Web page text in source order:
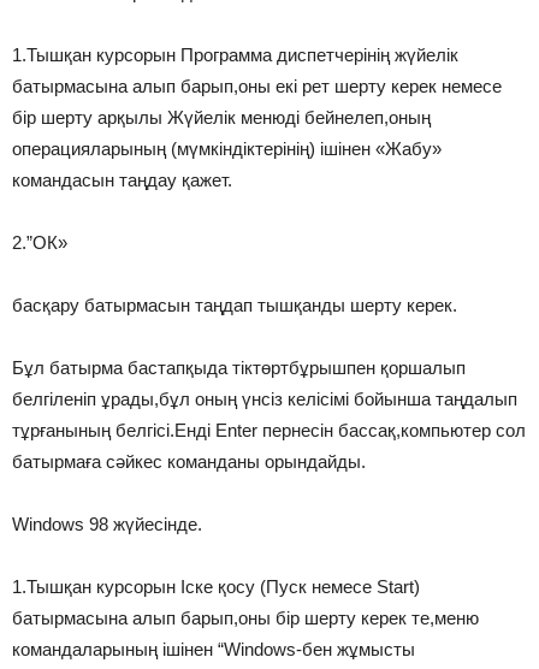
1.Тышқан курсорын Программа диспетчерінің жүйелік
батырмасына алып барып,оны екі рет шерту керек немесе
бір шерту арқылы Жүйелік менюді бейнелеп,оның
операцияларының (мүмкіндіктерінің) ішінен «Жабу»
командасын таңдау қажет.
2.”ОК»
басқару батырмасын таңдап тышқанды шерту керек.
Бұл батырма бастапқыда тіктөртбұрышпен қоршалып
белгіленіп ұрады,бұл оның үнсіз келісімі бойынша таңдалып
тұрғанының белгісі.Енді Enter пернесін бассақ,компьютер сол
батырмаға сәйкес команданы орындайды.
Windows 98 жүйесінде.
1.Тышқан курсорын Іске қосу (Пуск немесе Start)
батырмасына алып барып,оны бір шерту керек те,меню
командаларының ішінен “Windows-бен жұмысты